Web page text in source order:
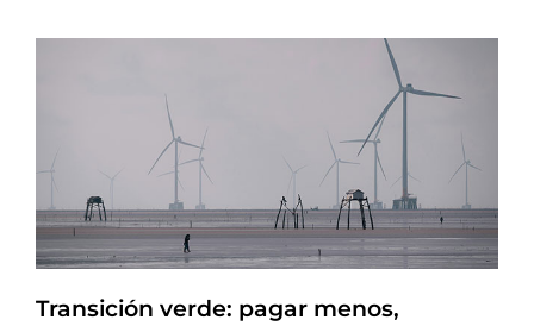
Transición verde: pagar menos,